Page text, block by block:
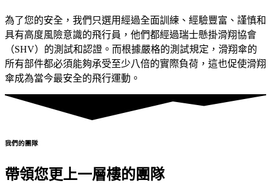
為了您的安全，我們只選用經過全面訓練、經驗豐富、謹慎和
具有高度風險意識的飛行員，他們都經過瑞士懸掛滑翔協會
（SHV）的測試和認證。而根據嚴格的測試規定，滑翔傘的
所有部件都必須能夠承受至少八倍的實際負荷，這也促使滑翔
傘成為當今最安全的飛行運動。
我們的團隊
帶領您更上一層樓的團隊